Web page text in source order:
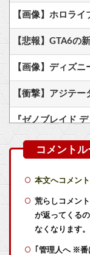
【衝撃】アジテ
【艦これ】オオ
本文へコメン
荒らしコメン
が返ってくる
なくなります。
｢管理人へ ※